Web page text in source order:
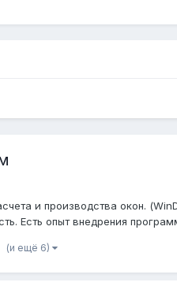
и производства окон.
Есть опыт внедрения
(и ещё 6)